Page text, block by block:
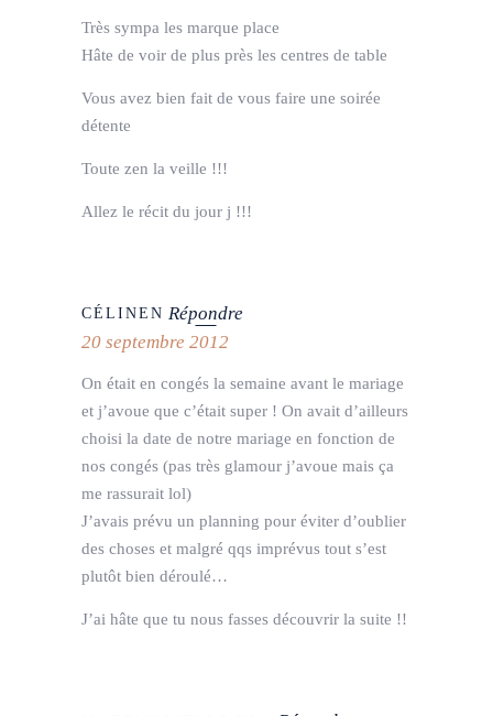
Très sympa les marque place
Hâte de voir de plus près les centres de table
Vous avez bien fait de vous faire une soirée
détente
Toute zen la veille !!!
Allez le récit du jour j !!!
CÉLINEN Répondre
20 septembre 2012
On était en congés la semaine avant le mariage
et j’avoue que c’était super ! On avait d’ailleurs
choisi la date de notre mariage en fonction de
nos congés (pas très glamour j’avoue mais ça
me rassurait lol)
J’avais prévu un planning pour éviter d’oublier
des choses et malgré qqs imprévus tout s’est
plutôt bien déroulé…
J’ai hâte que tu nous fasses découvrir la suite !!